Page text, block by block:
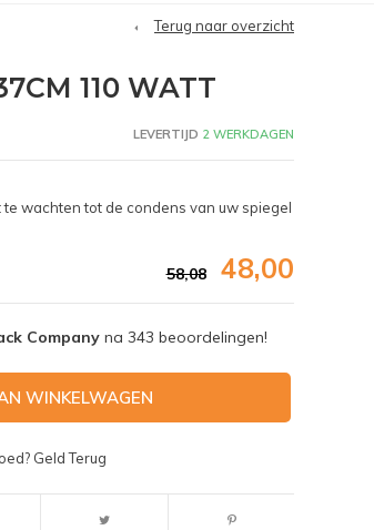
Terug naar overzicht
110 WATT
LEVERTIJD 2 WERKDAGEN
wachten tot de condens van uw spiegel
58,08 48,00
Companyna 343 beoordelingen!
WINKELWAGEN
Geld Terug